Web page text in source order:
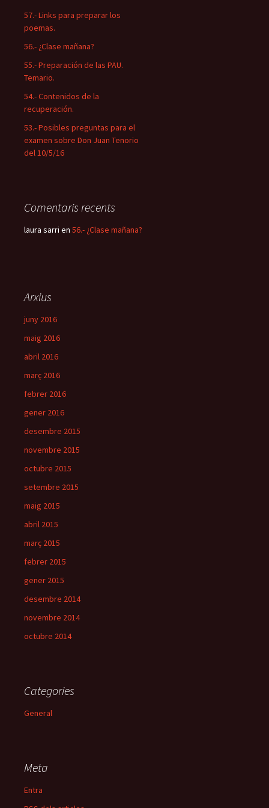
57.- Links para preparar los
poemas.
56.- ¿Clase mañana?
55.- Preparación de las PAU.
Temario.
54.- Contenidos de la
recuperación.
53.- Posibles preguntas para el
examen sobre Don Juan Tenorio
del 10/5/16
Comentaris recents
laura sarri en 56.- ¿Clase mañana?
Arxius
juny 2016
maig 2016
abril 2016
març 2016
febrer 2016
gener 2016
desembre 2015
novembre 2015
octubre 2015
setembre 2015
maig 2015
abril 2015
març 2015
febrer 2015
gener 2015
desembre 2014
novembre 2014
octubre 2014
Categories
General
Meta
Entra